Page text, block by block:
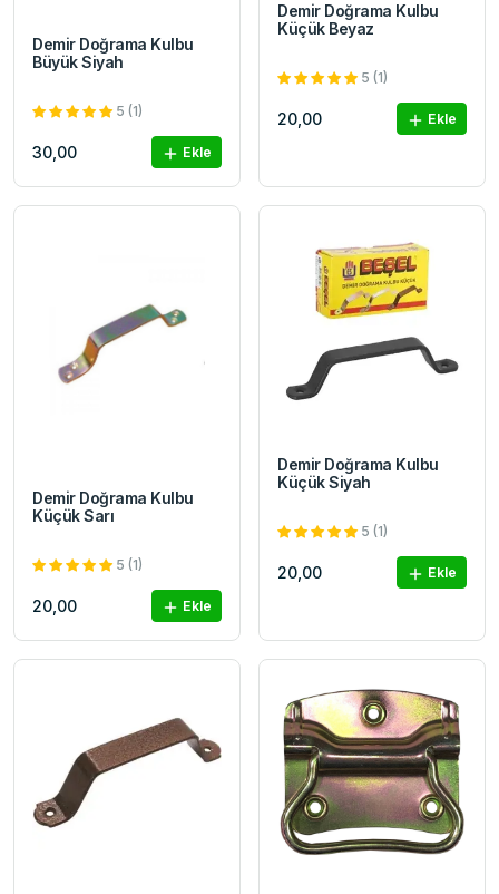
Demir Doğrama Kulbu
Büyük Siyah
5 (1)
30,00 Ekle
Demir Doğrama Kulbu
Küçük Beyaz
5 (1)
20,00 Ekle
Demir Doğrama Kulbu
Küçük Sarı
5 (1)
20,00 Ekle
Demir Doğrama Kulbu
Küçük Siyah
5 (1)
20,00 Ekle